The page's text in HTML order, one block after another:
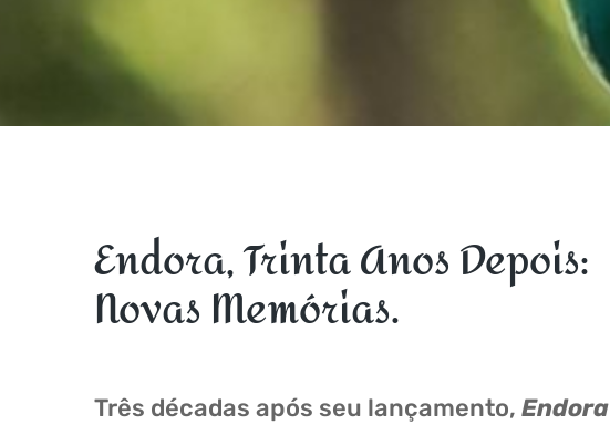
Endora, Trinta Anos Depois:
Novas Memórias.
Três décadas após seu lançamento, Endora